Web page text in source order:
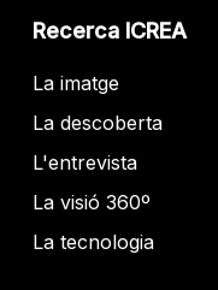
Recerca ICREA
La imatge
La descoberta
L'entrevista
La visió 360º
La tecnologia